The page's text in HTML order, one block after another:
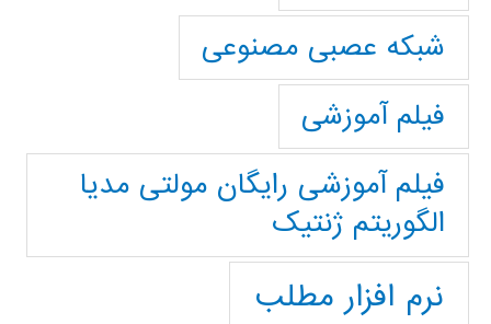
شبکه عصبی مصنوعی
فیلم آموزشی
فیلم آموزشی رایگان مولتی مدیا
الگوریتم ژنتیک
نرم افزار مطلب